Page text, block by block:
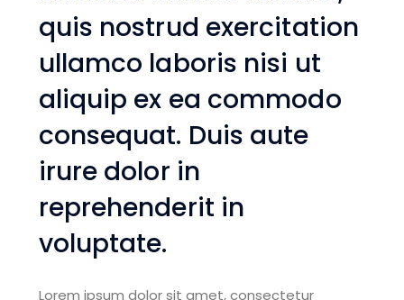
quis nostrud exercitation
ullamco laboris nisi ut
aliquip ex ea commodo
consequat. Duis aute
irure dolor in
reprehenderit in
voluptate.
Lorem ipsum dolor sit amet, consectetur